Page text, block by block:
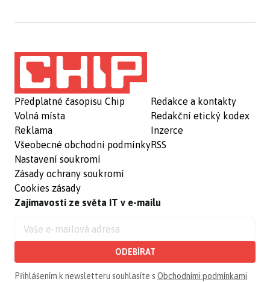
Předplatné časopisu Chip
Volná místa
Reklama
Všeobecné obchodní podmínky
Nastavení soukromí
Zásady ochrany soukromí
Cookies zásady
Redakce a kontakty
Redakční etický kodex
Inzerce
RSS
Zajímavosti ze světa IT v e-mailu
ODEBÍRAT
Přihlášením k newsletteru souhlasíte s Obchodními podmínkami